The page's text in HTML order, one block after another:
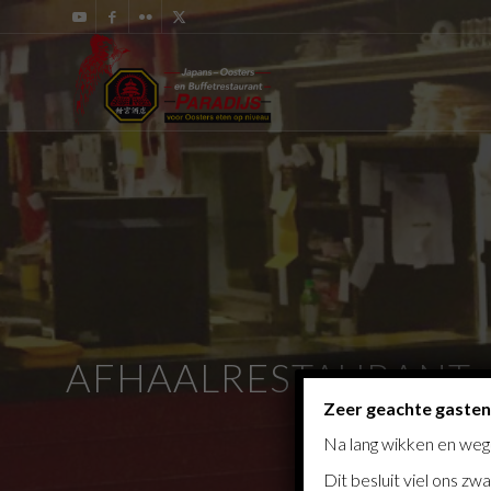
AFHAALRESTAURANT
Zeer geachte gasten
Na lang wikken en
Dit besluit viel ons